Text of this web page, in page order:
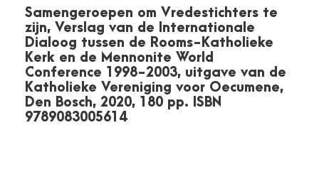
Samengeroepen om Vredestichters te
zijn, Verslag van de Internationale
Dialoog tussen de Rooms-Katholieke
Kerk en de Mennonite World
Conference 1998-2003, uitgave van de
Katholieke Vereniging voor Oecumene,
Den Bosch, 2020, 180 pp. ISBN
9789083005614